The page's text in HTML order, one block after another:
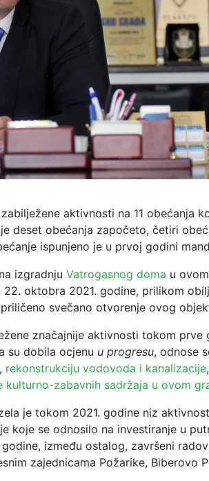
aktivnosti na 11 obećanja
deset obećanja započeto, četiri
ispunjeno je u prvoj godini
izgradnju Vatrogasnog doma u
oktobra 2021. godine, prilikom
svečano otvorenje ovog
značajnije aktivnosti tokom prve
su dobila ocjenu u progresu, odnose
, rekonstrukciju vodovoda i kanalizacije
kulturno-zabavnih sadržaja u ovom
je tokom 2021. godine niz
koje se odnosilo na investiranje u
između ostalog, završeni
zajednicama Požarike, Biberovo